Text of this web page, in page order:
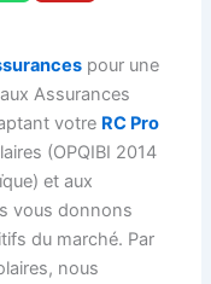
u
b
e
pour une
Assurances
votre RC Pro
(OPQIBI 2014
et aux
vous donnons
du marché. Par
nous